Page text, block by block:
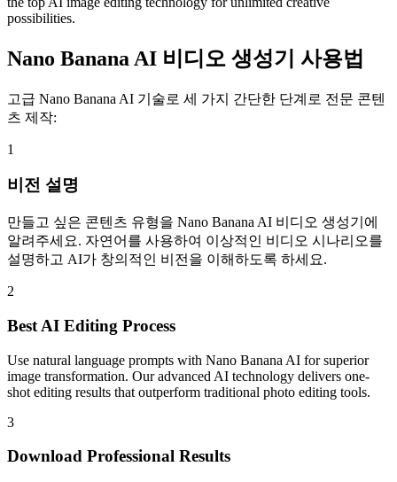
possibilities.
Nano Banana AI 비디오 생성기 사용법
고급 Nano Banana AI 기술로 세 가지 간단한 단계로 전문 콘텐
츠 제작:
1
비전 설명
만들고 싶은 콘텐츠 유형을 Nano Banana AI 비디오 생성기에
알려주세요. 자연어를 사용하여 이상적인 비디오 시나리오를
설명하고 AI가 창의적인 비전을 이해하도록 하세요.
2
Best AI Editing Process
Use natural language prompts with Nano Banana AI for superior
image transformation. Our advanced AI technology delivers one-
shot editing results that outperform traditional photo editing tools.
3
Download Professional Results